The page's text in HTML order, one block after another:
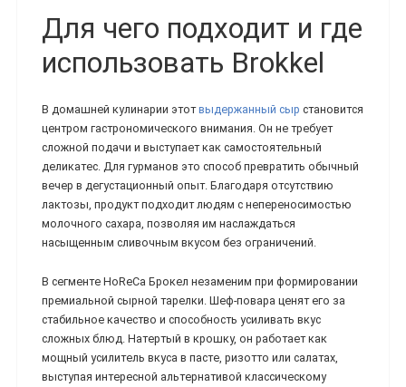
Для чего подходит и где
использовать Brokkel
В домашней кулинарии этотвыдержанный сыр становится
центром гастрономического внимания. Он не требует
сложной подачи и выступает как самостоятельный
деликатес. Для гурманов это способ превратить обычный
вечер в дегустационный опыт. Благодаря отсутствию
лактозы, продукт подходит людям с непереносимостью
молочного сахара, позволяя им наслаждаться
насыщенным сливочным вкусом без ограничений.
В сегменте HoReCa Брокел незаменим при формировании
премиальной сырной тарелки. Шеф-повара ценят его за
стабильное качество и способность усиливать вкус
сложных блюд. Натертый в крошку, он работает как
мощный усилитель вкуса в пасте, ризотто или салатах,
выступая интересной альтернативой классическому